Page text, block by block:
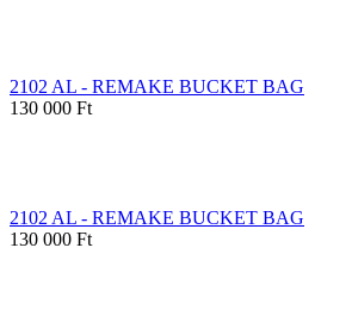
2102 AL - REMAKE BUCKET BAG
130 000 Ft
2102 AL - REMAKE BUCKET BAG
130 000 Ft